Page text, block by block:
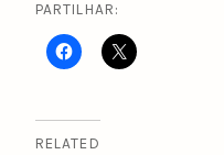
PARTILHAR:
RELATED